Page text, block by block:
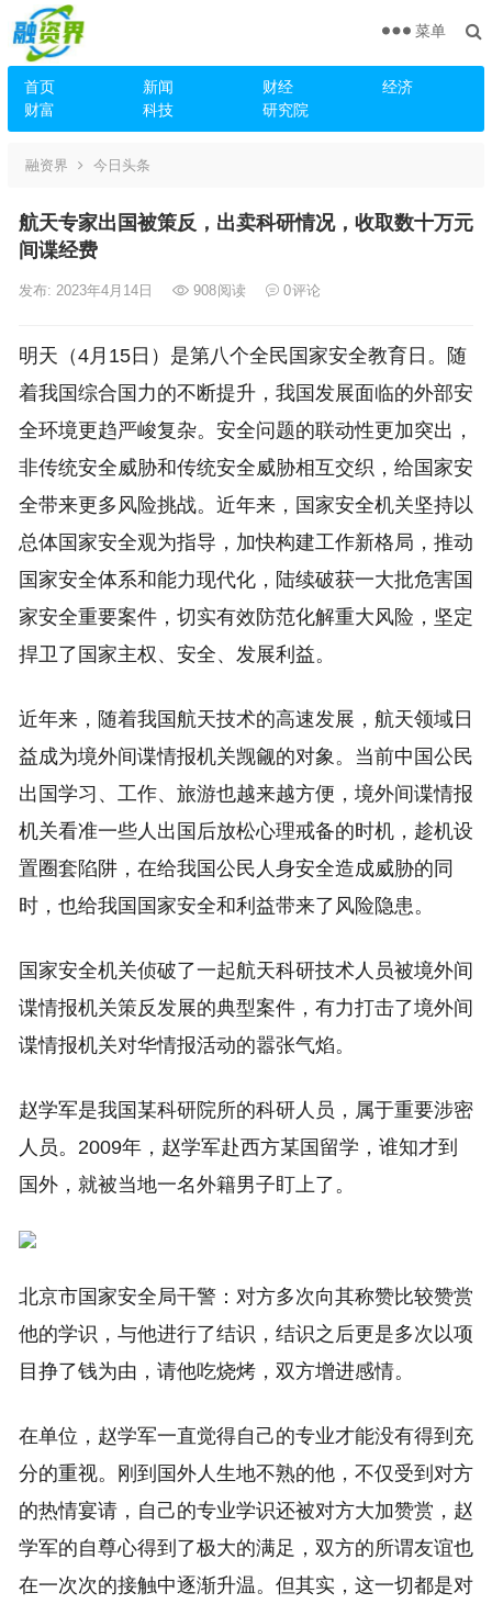
首页 新闻 财经
经济
财富
科技 研究院
菜单
融资界 今日头条
航天专家出国被策反，出卖科研情况，收取数十万元
间谍经费
发布: 2023年4月14日 908阅读 0评论
明天（4月15日）是第八个全民国家安全教育日。随
着我国综合国力的不断提升，我国发展面临的外部安
全环境更趋严峻复杂。安全问题的联动性更加突出，
非传统安全威胁和传统安全威胁相互交织，给国家安
全带来更多风险挑战。近年来，国家安全机关坚持以
总体国家安全观为指导，加快构建工作新格局，推动
国家安全体系和能力现代化，陆续破获一大批危害国
家安全重要案件，切实有效防范化解重大风险，坚定
捍卫了国家主权、安全、发展利益。
近年来，随着我国航天技术的高速发展，航天领域日
益成为境外间谍情报机关觊觎的对象。当前中国公民
出国学习、工作、旅游也越来越方便，境外间谍情报
机关看准一些人出国后放松心理戒备的时机，趁机设
置圈套陷阱，在给我国公民人身安全造成威胁的同
时，也给我国国家安全和利益带来了风险隐患。
国家安全机关侦破了一起航天科研技术人员被境外间
谍情报机关策反发展的典型案件，有力打击了境外间
谍情报机关对华情报活动的嚣张气焰。
赵学军是我国某科研院所的科研人员，属于重要涉密
人员。2009年，赵学军赴西方某国留学，谁知才到
国外，就被当地一名外籍男子盯上了。
北京市国家安全局干警：对方多次向其称赞比较赞赏
他的学识，与他进行了结识，结识之后更是多次以项
目挣了钱为由，请他吃烧烤，双方增进感情。
在单位，赵学军一直觉得自己的专业才能没有得到充
分的重视。刚到国外人生地不熟的他，不仅受到对方
的热情宴请，自己的专业学识还被对方大加赞赏，赵
学军的自尊心得到了极大的满足，双方的所谓友谊也
在一次次的接触中逐渐升温。但其实，这一切都是对